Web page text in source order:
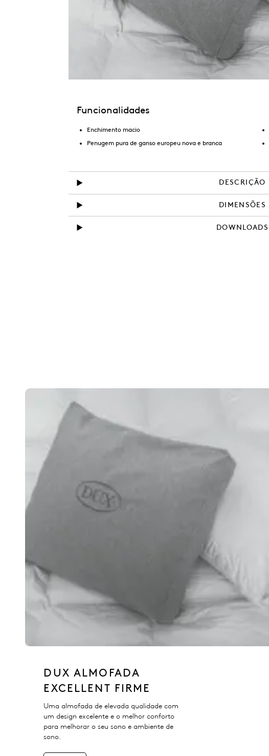
Funcionalidades
Enchimento macio
Penugem pura de ganso europeu nova e branca
DESCRIÇÃO
DIMENSÕES
DOWNLOADS
DUX ALMOFADA
EXCELLENT FIRME
Uma almofada de elevada qualidade com
um design excelente e o melhor conforto
para melhorar o seu sono e ambiente de
sono.